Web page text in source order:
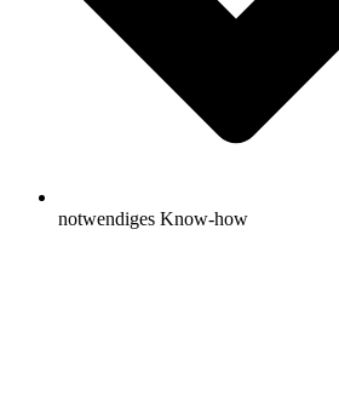
notwendiges Know-how